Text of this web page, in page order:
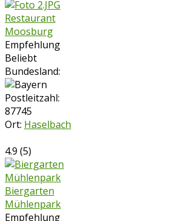
Restaurant
Moosburg
Empfehlung
Beliebt
Bundesland:
Postleitzahl:
87745
Ort: Haselbach
4.9 (5)
Biergarten
Mühlenpark
Empfehlung